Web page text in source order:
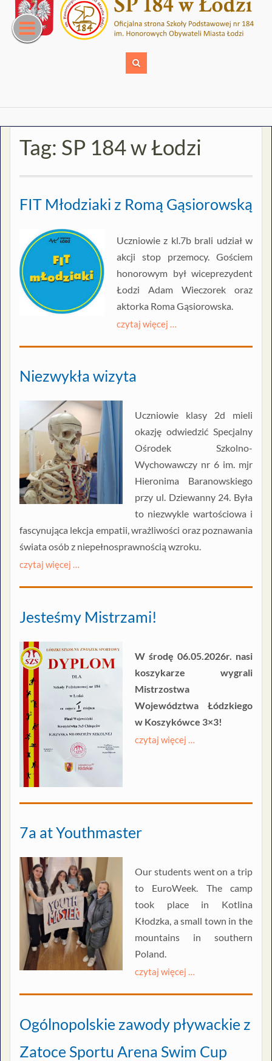
content
Tag: SP 184 w Łodzi
FIT Młodziaki z Romą Gąsiorowską
Uczniowie z kl.7b brali udział w
akcji stop przemocy. Gościem
honorowym był wiceprezydent
Łodzi Adam Wieczorek oraz
aktorka Roma Gąsiorowska.
czytaj więcej …
Niezwykła wizyta
Uczniowie klasy 2d mieli
okazję odwiedzić Specjalny
Ośrodek Szkolno-
Wychowawczy nr 6 im. mjr
Hieronima Baranowskiego
przy ul. Dziewanny 24. Była
to niezwykle wartościowa i
fascynująca lekcja empatii, wrażliwości oraz poznawania
świata osób z niepełnosprawnością wzroku.
czytaj więcej …
Jesteśmy Mistrzami!
W środę 06.05.2026r. nasi
koszykarze wygrali
Mistrzostwa
Województwa Łódzkiego
w Koszykówce 3×3!
czytaj więcej …
7a at Youthmaster
Our students went on a trip
to EuroWeek. The camp
took place in Kotlina
Kłodzka, a small town in the
mountains in southern
Poland.
czytaj więcej …
Ogólnopolskie zawody pływackie z
Zatoce Sportu Arena Swim Cup